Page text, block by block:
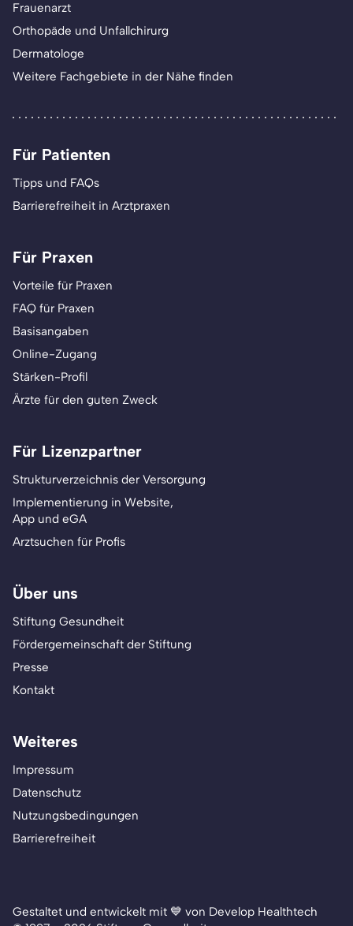
Frauenarzt
Orthopäde und Unfallchirurg
Dermatologe
Weitere Fachgebiete in der Nähe finden
Für Patienten
Tipps und FAQs
Barrierefreiheit in Arztpraxen
Für Praxen
Vorteile für Praxen
FAQ für Praxen
Basisangaben
Online-Zugang
Stärken-Profil
Ärzte für den guten Zweck
Für Lizenzpartner
Strukturverzeichnis der Versorgung
Implementierung in Website,
App und eGA
Arztsuchen für Profis
Über uns
Stiftung Gesundheit
Fördergemeinschaft der Stiftung
Presse
Kontakt
Weiteres
Impressum
Datenschutz
Nutzungsbedingungen
Barrierefreiheit
Gestaltet und entwickelt mit 💙 von Develop Healthtech